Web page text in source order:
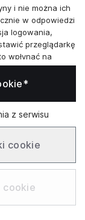
i nie można ich
w odpowiedzi
logowania,
przeglądarkę
wpłynąć na
partnerów
nich
a
nie zezwolisz
z serwisu
cookie
cookie